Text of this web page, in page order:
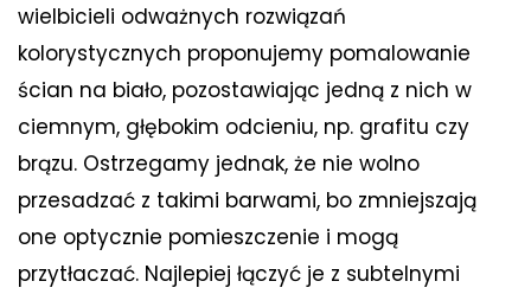
wielbicieli odważnych rozwiązań
kolorystycznych proponujemy pomalowanie
ścian na biało, pozostawiając jedną z nich w
ciemnym, głębokim odcieniu, np. grafitu czy
brązu. Ostrzegamy jednak, że nie wolno
przesadzać z takimi barwami, bo zmniejszają
one optycznie pomieszczenie i mogą
przytłaczać. Najlepiej łączyć je z subtelnymi